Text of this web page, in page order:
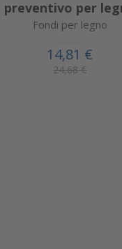
preventivo per
Fondi per legno
14,81 €
24,68 €